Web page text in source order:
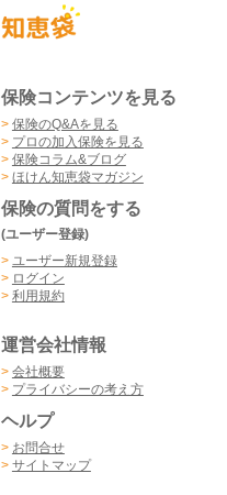
保険コンテンツを見る
> 保険のQ&Aを見る
> プロの加入保険を見る
> 保険コラム&ブログ
> ほけん知恵袋マガジン
保険の質問をする
(ユーザー登録)
> ユーザー新規登録
> ログイン
> 利用規約
運営会社情報
> 会社概要
> プライバシーの考え方
ヘルプ
> お問合せ
> サイトマップ